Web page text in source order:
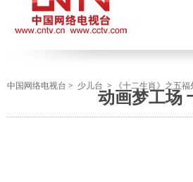
中国网络电视台 > 少儿台 > 《十二生肖》之五福
动画梦工场